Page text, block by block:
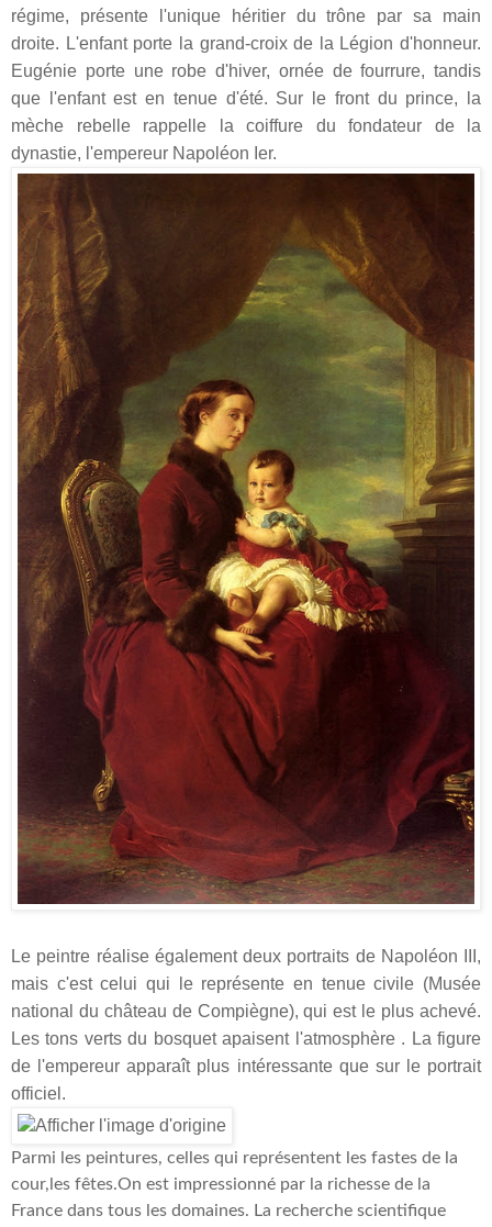
régime, présente l'unique héritier du trône par sa main
droite. L'enfant porte la grand-croix de la Légion d'honneur.
Eugénie porte une robe d'hiver, ornée de fourrure, tandis
que l'enfant est en tenue d'été. Sur le front du prince, la
mèche rebelle rappelle la coiffure du fondateur de la
dynastie, l'empereur Napoléon Ier.
Le peintre réalise également deux portraits de Napoléon III,
mais c'est celui qui le représente en tenue civile (Musée
national du château de Compiègne), qui est le plus achevé.
Les tons verts du bosquet apaisent l'atmosphère . La figure
de l'empereur apparaît plus intéressante que sur le portrait
officiel.
Parmi les peintures, celles qui représentent les fastes de la
cour,les fêtes.On est impressionné par la richesse de la
France dans tous les domaines. La recherche scientifique